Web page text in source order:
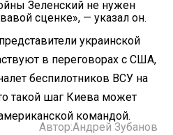
Зеленский не нужен
сценке», — указал он.
украинской
в переговорах с США,
беспилотников ВСУ на
такой шаг Киева может
командой.
Автор:Андрей Зубанов